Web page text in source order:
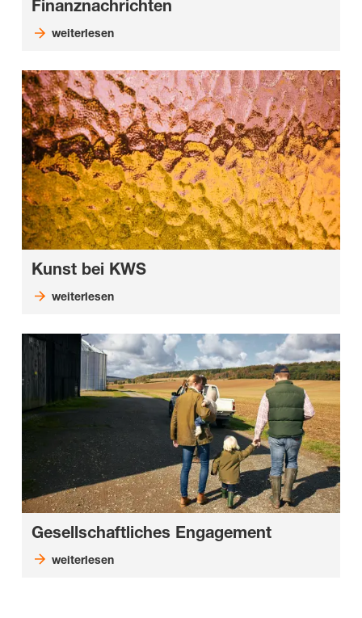
Finanznachrichten
weiterlesen
Kunst bei KWS
weiterlesen
Gesellschaftliches Engagement
weiterlesen